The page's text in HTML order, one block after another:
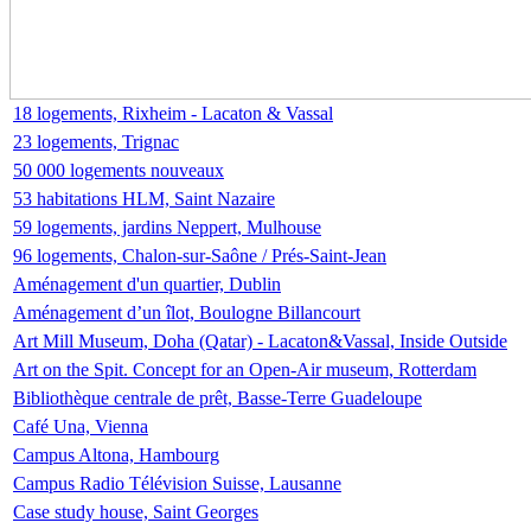
18 logements, Rixheim - Lacaton & Vassal
23 logements, Trignac
50 000 logements nouveaux
53 habitations HLM, Saint Nazaire
59 logements, jardins Neppert, Mulhouse
96 logements, Chalon-sur-Saône / Prés-Saint-Jean
Aménagement d'un quartier, Dublin
Aménagement d’un îlot, Boulogne Billancourt
Art Mill Museum, Doha (Qatar) - Lacaton&Vassal, Inside Outside
Art on the Spit. Concept for an Open-Air museum, Rotterdam
Bibliothèque centrale de prêt, Basse-Terre Guadeloupe
Café Una, Vienna
Campus Altona, Hambourg
Campus Radio Télévision Suisse, Lausanne
Case study house, Saint Georges